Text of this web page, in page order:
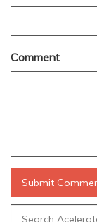
Comment
Search